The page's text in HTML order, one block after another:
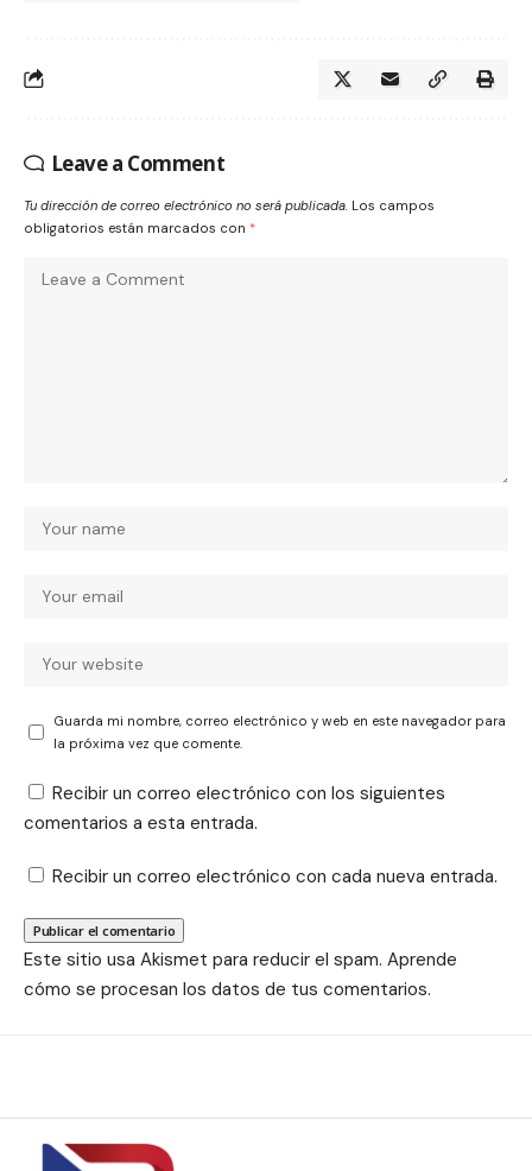
Leave a Comment
Tu dirección de correo electrónico no será publicada. Los campos
obligatorios están marcados con *
Guarda mi nombre, correo electrónico y web en este navegador para
la próxima vez que comente.
Recibir un correo electrónico con los siguientes
comentarios a esta entrada.
Recibir un correo electrónico con cada nueva entrada.
Este sitio usa Akismet para reducir el spam. Aprende
cómo se procesan los datos de tus comentarios.